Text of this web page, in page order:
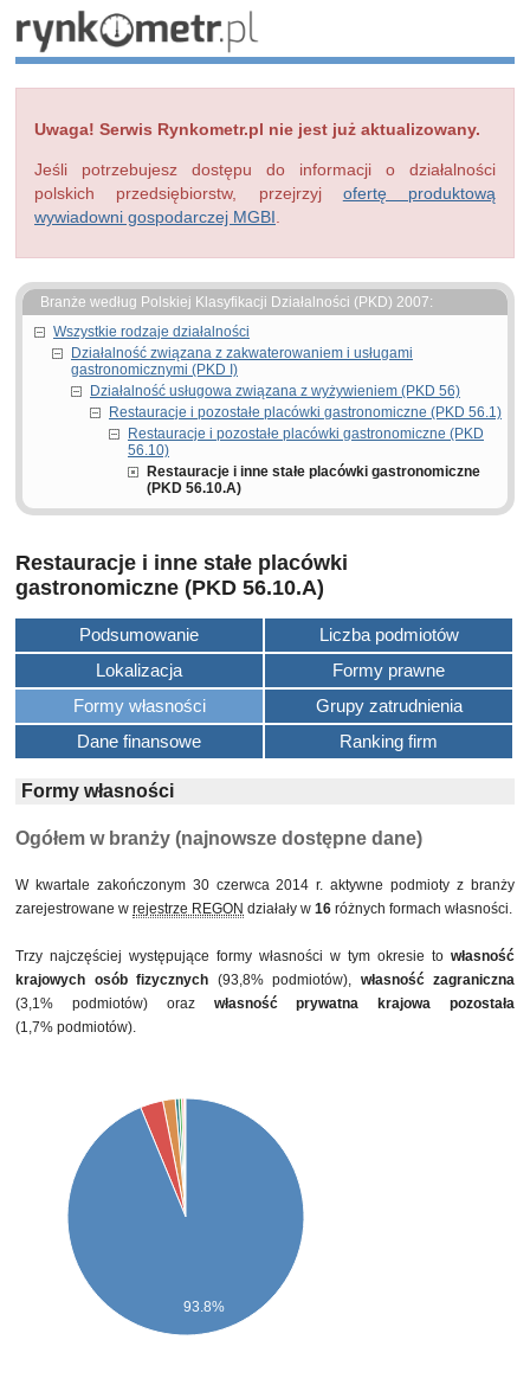
Uwaga! Serwis Rynkometr.pl nie jest już aktualizowany.
Jeśli potrzebujesz dostępu do informacji o działalności
polskich przedsiębiorstw, przejrzyj ofertę produktową
wywiadowni gospodarczej MGBI
Branże według Polskiej Klasyfikacji Działalności (PKD) 2007:
Wszystkie rodzaje działalności
Działalność związana z zakwaterowaniem i usługami
gastronomicznymi (PKD I)
Działalność usługowa związana z wyżywieniem (PKD 56)
Restauracje i pozostałe placówki gastronomiczne (PKD 56.1)
Restauracje i pozostałe placówki gastronomiczne (PKD
56.10)
Restauracje i inne stałe placówki gastronomiczne
(PKD 56.10.A)
Restauracje i inne stałe placówki
gastronomiczne (PKD 56.10.A)
Podsumowanie
Liczba podmiotów
Lokalizacja
Formy prawne
Formy własności
Grupy zatrudnienia
Dane finansowe
Ranking firm
Formy własności
Ogółem w branży (najnowsze dostępne dane)
W kwartale zakończonym 30 czerwca 2014 r. aktywne podmioty z branży
zarejestrowane w rejestrze REGON działały w 16 różnych formach własności.
Trzy najczęściej występujące formy własności w tym okresie to własność
krajowych osób fizycznych (93,8% podmiotów), własność zagraniczna
(3,1% podmiotów) oraz własność prywatna krajowa pozostała
(1,7% podmiotów).
93.8%